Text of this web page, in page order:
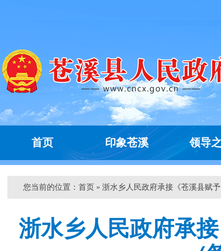
首页 印象苍溪 领导
您当前的位置： 首页 » 浙水乡人民政府承接《苍溪县赋
浙水乡人民政府承